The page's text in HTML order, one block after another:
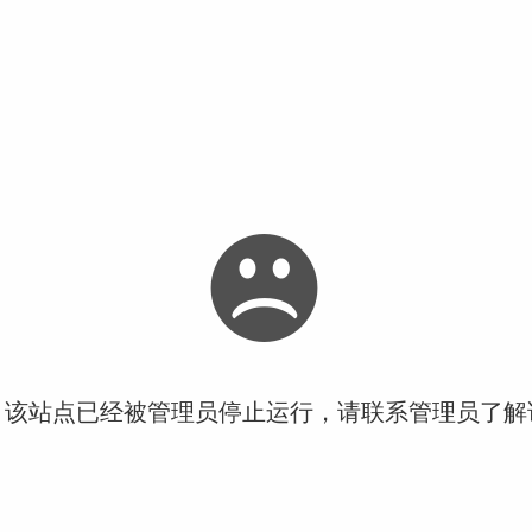
站点已经被管理员停止运行，请联系管理员了